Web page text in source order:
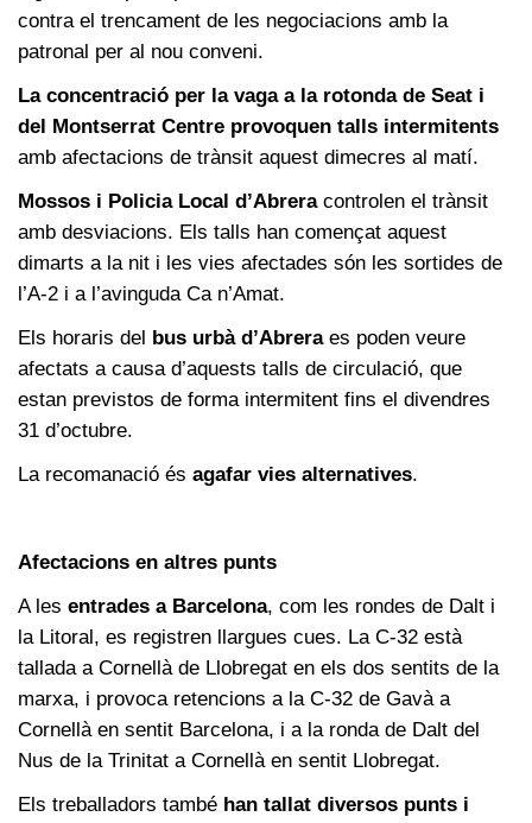
contra el trencament de les negociacions amb la
patronal per al nou conveni.
La concentració per la vaga a la rotonda de Seat i
del Montserrat Centre provoquen talls intermitents
amb afectacions de trànsit aquest dimecres al matí.
Mossos i Policia Local d’Abreracontrolen el trànsit
amb desviacions. Els talls han començat aquest
dimarts a la nit i les vies afectades són les sortides de
l’A-2 i a l’avinguda Ca n’Amat.
Els horaris del
bus urbà d’Abreraes poden veure
afectats a causa d’aquests talls de circulació, que
estan previstos de forma intermitent fins el divendres
31 d’octubre.
La recomanació és agafar vies alternatives.
Afectacions en altres punts
A les entrades a Barcelona, com les rondes de Dalt i
la Litoral, es registren llargues cues. La C-32 està
tallada a Cornellà de Llobregat en els dos sentits de la
marxa, i provoca retencions a la C-32 de Gavà a
Cornellà en sentit Barcelona, i a la ronda de Dalt del
Nus de la Trinitat a Cornellà en sentit Llobregat.
Els treballadors també han tallat diversos punts i